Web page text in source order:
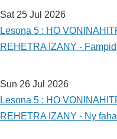
Sat 25 Jul 2026
Lesona 5 : HO
REHETRA IZANY -
Sun 26 Jul 2026
Lesona 5 : HO
REHETRA IZANY - Ny